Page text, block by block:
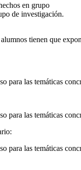
en grupo
de investigación.
tienen que
para las temáticas
para las temáticas
para las temáticas